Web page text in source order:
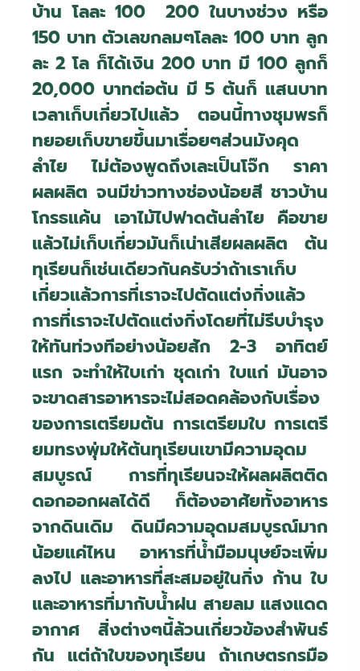
บ้าน โลละ 100 200 ในบางช่วง หรือ
150 บาท ตัวเลขกลมๆโลละ 100 บาท ลูก
ละ 2 โล ก็ได้เงิน 200 บาท มี 100 ลูกก็
20,000 บาทต่อต้น มี 5 ต้นก็ แสนบาท
เวลาเก็บเกี่ยวไปแล้ว ตอนนี้ทางชุมพรก็
ทยอยเก็บขายขึ้นมาเรื่อยๆส่วนมังคุด
ลำไย ไม่ต้องพูดถึงเละเป็นโจ๊ก ราคา
ผลผลิต จนมีข่าวทางช่องน้อยสี ชาวบ้าน
โกรธแค้น เอาไม้ไปฟาดต้นลำไย คือขาย
แล้วไม่เก็บเกี่ยวมันก็เน่าเสียผลผลิต ต้น
ทุเรียนก็เช่นเดียวกันครับว่าถ้าเราเก็บ
เกี่ยวแล้วการที่เราจะไปตัดแต่งกิ่งแล้ว
การที่เราจะไปตัดแต่งกิ่งโดยที่ไม่รีบบำรุง
ให้ทันท่วงทีอย่างน้อยสัก 2-3 อาทิตย์
แรก จะทำให้ใบเก่า ชุดเก่า ใบแก่ มันอาจ
จะขาดสารอาหารจะไม่สอดคล้องกับเรื่อง
ของการเตรียมต้น การเตรียมใบ การเตรี
ยมทรงพุ่มให้ต้นทุเรียนเขามีความอุดม
สมบูรณ์ การที่ทุเรียนจะให้ผลผลิตติด
ดอกออกผลได้ดี ก็ต้องอาศัยทั้งอาหาร
จากดินเดิม ดินมีความอุดมสมบูรณ์มาก
น้อยแค่ไหน อาหารที่น้ำมือมนุษย์จะเพิ่ม
ลงไป และอาหารที่สะสมอยู่ในกิ่ง ก้าน ใบ
และอาหารที่มากับน้ำฝน สายลม แสงแดด
อากาศ สิ่งต่างๆนี้ล้วนเกี่ยวข้องสำพันธ์
กัน แต่ถ้าใบของทุเรียน ถ้าเกษตรกรมือ